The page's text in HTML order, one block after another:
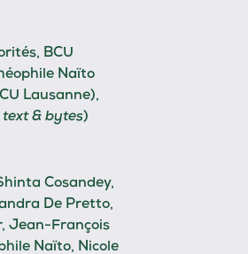
BCU
Naïto
Lausanne),
text & bytes)
Cosandey,
De Pretto,
Jean-François
Naïto, Nicole